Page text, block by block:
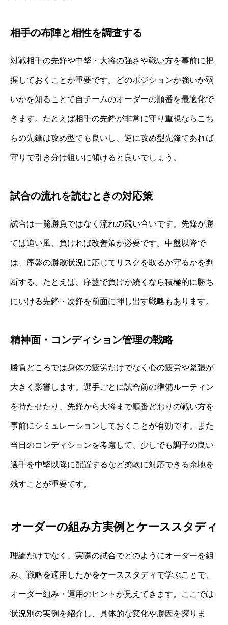
相手の布陣と相性を調査する
対戦相手の先鋒や中堅・大将の強さや戦い方を事前に把
握しておくことが重要です。どのポジションが強いか弱
いかを知ることで自チームのオーダーの順番を最適化で
きます。たとえば相手の先鋒が非常に守り重視ならこち
らの先鋒は攻め型でも良いし、逆に攻め型先鋒であれば
守りで引き分け狙いに傾けると良いでしょう。
試合の流れを読むときの対応策
試合は一発勝負ではなく流れの競い合いです。先鋒が勝
てば追い風、負ければ改善策が必要です。中盤以降で
は、序盤の勝敗状況に応じてリスクを取るか守るかを判
断する。たとえば、序盤で負けが続くなら積極的に勝ち
にいける先鋒・次鋒を前面に押し出す戦略もあります。
精神面・コンディション管理の戦略
勝負どころでは身体の疲労だけでなく心の疲労や緊張が
大きく影響します。選手ごとに試合前の準備ルーティン
を持たせたり、先鋒から大将まで順番どおりの戦い方を
事前にシミュレーションしておくことが有効です。また
当日のコンディションを考慮して、少しでも調子の良い
選手を中堅以降に配置するなど柔軟に対応できる余地を
残すことが重要です。
オーダーの組み方実例とケーススタディ
理論だけでなく、実際の試合でどのようにオーダーを組
み、戦略を適用したかをケーススタディで学ぶことで、
オーダー組み・運用のヒントが見えてきます。ここでは
状況別の実例を紹介し、具体的な変化や勝因を探りま